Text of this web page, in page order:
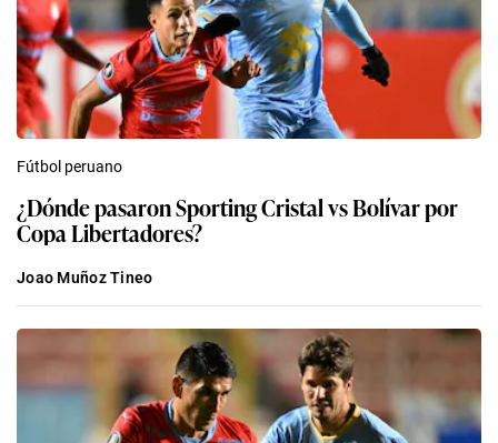
Fútbol peruano
¿Dónde pasaron Sporting Cristal vs Bolívar por
Copa Libertadores?
Joao Muñoz Tineo